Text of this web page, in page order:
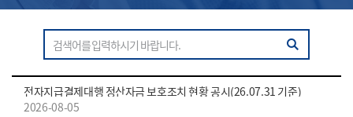
전자지급결제대행 정산자금 보호조치 현황 공시(26.07.31 기준)
2026-08-05